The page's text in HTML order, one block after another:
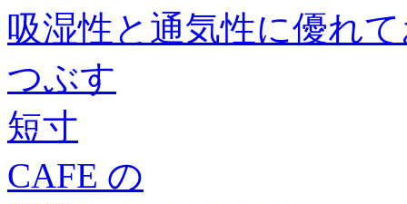
吸湿性と通気性に優れ
つぶす
短寸
CAFE の